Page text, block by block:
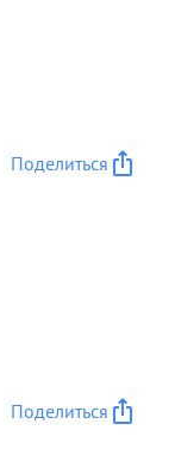
Поделиться
Поделиться